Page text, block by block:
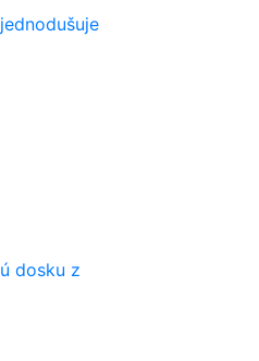
dosku z